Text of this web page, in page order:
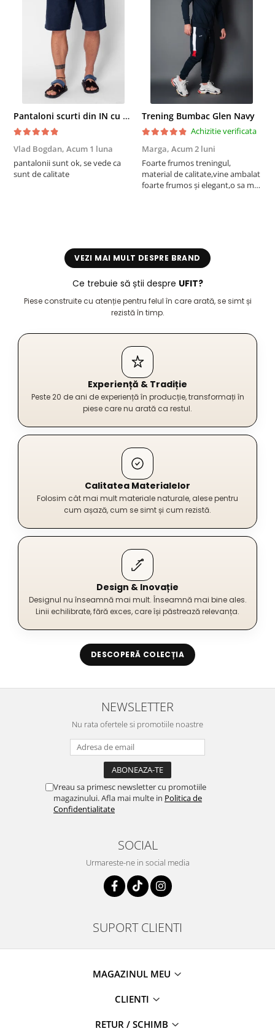
Pantaloni scurti din IN cu nasture si snur Navy
Vlad Bogdan, Acum 1 luna
pantalonii sunt ok, se vede ca
sunt de calitate
Trening Bumbac Glen Navy
Achizitie verificata
Marga, Acum 2 luni
Foarte frumos treningul,
material de calitate,vine ambalat
foarte frumos și elegant,o sa mai
VEZI MAI MULT DESPRE BRAND
Ce trebuie să știi despre UFIT?
Piese construite cu atenție pentru felul în care arată, se simt și
rezistă în timp.
Experiență & Tradiție
Peste 20 de ani de experiență în producție, transformați în
piese care nu arată ca restul.
Calitatea Materialelor
Folosim cât mai mult materiale naturale, alese pentru
cum așază, cum se simt și cum rezistă.
Design & Inovație
Designul nu înseamnă mai mult. Înseamnă mai bine ales.
Linii echilibrate, fără exces, care își păstrează relevanța.
DESCOPERĂ COLECȚIA
NEWSLETTER
Nu rata ofertele si promotiile noastre
Vreau sa primesc newsletter cu promotiile
magazinului. Afla mai multe in Politica de
Confidentialitate
SOCIAL
Urmareste-ne in social media
SUPORT CLIENTI
MAGAZINUL MEU
CLIENTI
RETUR / SCHIMB